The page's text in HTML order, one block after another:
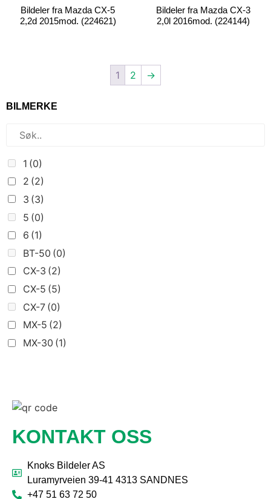
BILMERKE
1 (0)
2 (2)
3 (3)
5 (0)
6 (1)
BT-50 (0)
CX-3 (2)
CX-5 (5)
CX-7 (0)
MX-5 (2)
MX-30 (1)
Bildeler fra Mazda CX-5
2,2d 2015mod. (224621)
Bildeler fra Mazda CX-3
2,0l 2016mod. (224144)
1 2 →
KONTAKT OSS
Knoks Bildeler AS
Luramyrveien 39-41 4313 SANDNES
+47 51 63 72 50